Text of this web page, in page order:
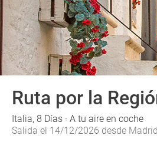
Ruta por la
Italia, 8 Días · A tu aire en coche
Salida el 14/12/2026 desde Madrid